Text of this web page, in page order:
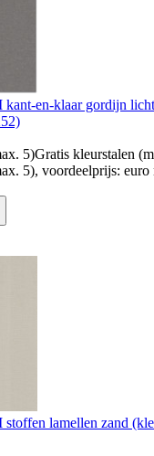
en-klaar gordijn
5)Gratis kleurstalen
5), voordeelprijs:
lamellen zand